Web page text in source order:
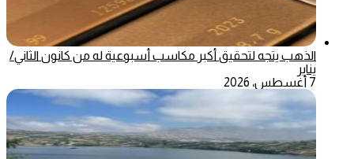
الذهب يتجه لتحقيق أكبر مكاسب أسبوعية له من كانون الثاني/
يناير
7 أغسطس، 2026